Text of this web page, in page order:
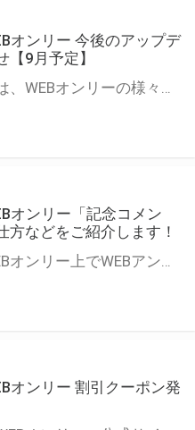
オンリー 今後のアップデ
【9月予定】
とらのあなでは、WEBオンリーの様々な支援を実施しています。 今回は2021年9月に実装を予定しているアップデート情報についてご紹介いたします。 とらのあなWEBオンリーサイトはこちら
オンリー「記念コメン
方などをご紹介します！
とらのあなWEBオンリー上でWEBアンソロジーが作成できる「記念コメント」について、その使い方や作成手順を解説します！ 支援タイプを「サークル参加型」「サークル参加型・マルシェ(イベント会場)機能付き」でお申し込みいただいている主催者様はぜひご活用ください♪ とらのあなWEBオンリーサイトはこちら
オンリー 割引クーポン発